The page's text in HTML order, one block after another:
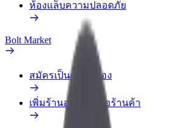
ห้องแล็บความปลอดภัย
Bolt Market
สมัครเป็นคนส่งของ
เพิ่มร้านอาหารหรือร้านค้า